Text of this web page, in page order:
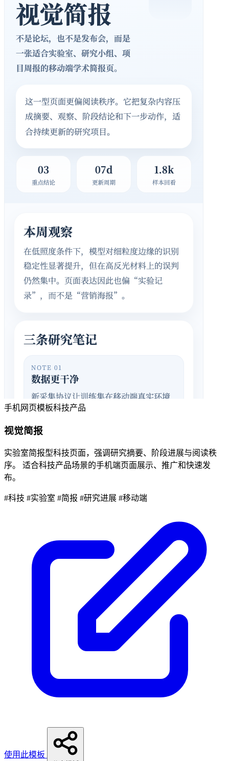
手机网页模板科技产品
视觉简报
实验室简报型科技页面，强调研究摘要、阶段进展与阅读秩
序。 适合科技产品场景的手机端页面展示、推广和快速发
布。
#科技 #实验室 #简报 #研究进展 #移动端
使用此模板